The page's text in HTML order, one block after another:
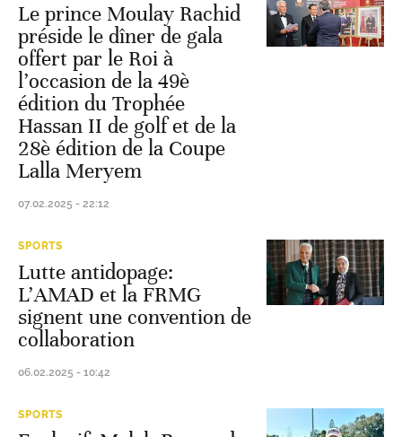
Le prince Moulay Rachid
préside le dîner de gala
offert par le Roi à
l’occasion de la 49è
édition du Trophée
Hassan II de golf et de la
28è édition de la Coupe
Lalla Meryem
07.02.2025 - 22:12
SPORTS
Lutte antidopage:
L’AMAD et la FRMG
signent une convention de
collaboration
06.02.2025 - 10:42
SPORTS